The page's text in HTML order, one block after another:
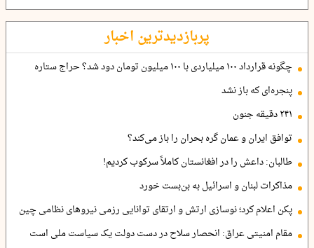
پربازدیدترین اخبار
چگونه قرارداد ۱۰۰ میلیاردی با ۱۰۰ میلیون تومان دود شد؟ حراج ستاره
پنجره‌ای که باز نشد
۲۴۱ دقیقه جنون
توافق ایران و عمان گره بحران را باز می‌کند؟
طالبان: داعش را در افغانستان کاملاً سرکوب کردیم!
مذاکرات لبنان و اسرائیل به بن‌بست خورد
پکن اعلام کرد؛ نوسازی ارتش و ارتقای توانایی رزمی نیروهای نظامی چین
مقام امنیتی عراق: انحصار سلاح در دست دولت یک سیاست ملی است